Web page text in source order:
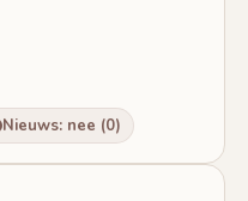
Nieuws: nee (0)